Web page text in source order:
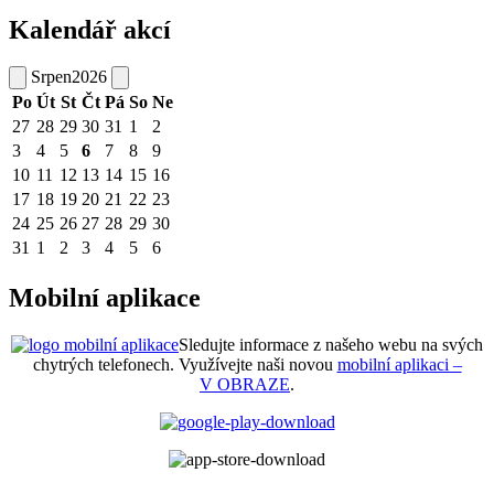
Kalendář akcí
Srpen2026
Po Út St Čt Pá So Ne
27 28 29 30 31 1
2
3
4 5 6 7 8
9
10 11 12 13 14 15 16
17 18 19 20 21 22 23
24 25 26 27 28 29 30
31 1 2 3 4 5 6
Mobilní aplikace
Sledujte informace z našeho webu na svých
chytrých telefonech. Využívejte naši novou mobilní aplikaci –
V OBRAZE.